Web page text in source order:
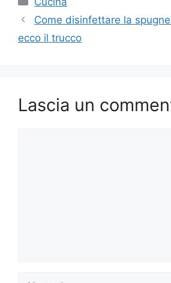
Come disinfettare la
ecco il trucco
Lascia un
Nome